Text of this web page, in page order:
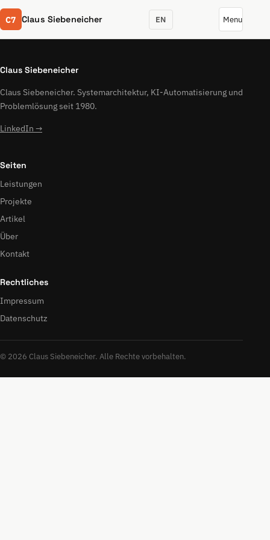
C7 Claus Siebeneicher EN Menu
Claus Siebeneicher
Claus Siebeneicher. Systemarchitektur, KI-Automatisierung und
Problemlösung seit 1980.
LinkedIn →
Seiten
Leistungen
Projekte
Artikel
Über
Kontakt
Rechtliches
Impressum
Datenschutz
© 2026 Claus Siebeneicher. Alle Rechte vorbehalten.